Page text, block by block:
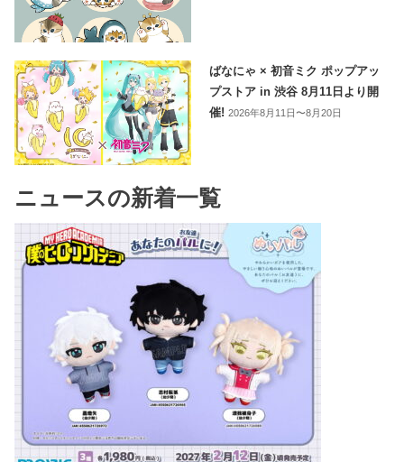
ばなにゃ × 初音ミク ポップアッ
プストア in 渋谷 8月11日より開
催!2026年8月11日〜8月20日
ニュースの新着一覧